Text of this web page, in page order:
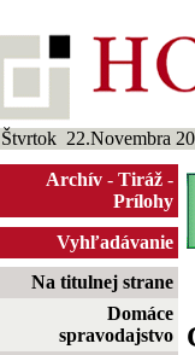
Štvrtok 22.Novembra
Archív - Tiráž -
Prílohy
Vyhľadávanie
Na titulnej strane
Domáce
spravodajstvo